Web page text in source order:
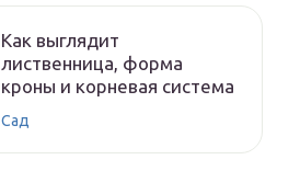
Как выглядит
лиственница, форма
кроны и корневая система
Сад